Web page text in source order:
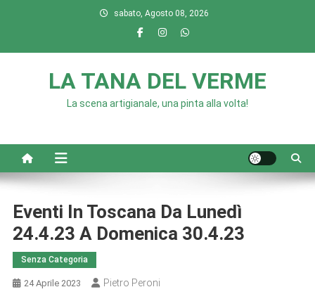
sabato, Agosto 08, 2026
LA TANA DEL VERME
La scena artigianale, una pinta alla volta!
Eventi In Toscana Da Lunedì
24.4.23 A Domenica 30.4.23
Senza Categoria
24 Aprile 2023 Pietro Peroni